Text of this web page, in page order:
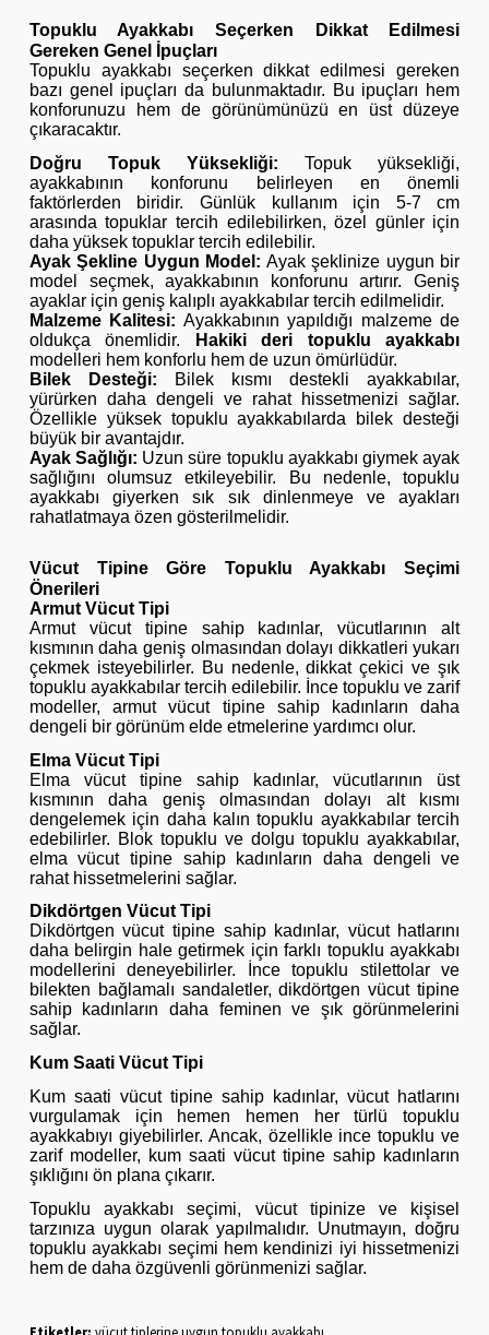
Topuklu Ayakkabı Seçerken Dikkat Edilmesi
Gereken Genel İpuçları
Topuklu ayakkabı seçerken dikkat edilmesi gereken
bazı genel ipuçları da bulunmaktadır. Bu ipuçları hem
konforunuzu hem de görünümünüzü en üst düzeye
çıkaracaktır.
Doğru Topuk Yüksekliği: Topuk yüksekliği,
ayakkabının konforunu belirleyen en önemli
faktörlerden biridir. Günlük kullanım için 5-7 cm
arasında topuklar tercih edilebilirken, özel günler için
daha yüksek topuklar tercih edilebilir.
Ayak Şekline Uygun Model: Ayak şeklinize uygun bir
model seçmek, ayakkabının konforunu artırır. Geniş
ayaklar için geniş kalıplı ayakkabılar tercih edilmelidir.
Malzeme Kalitesi: Ayakkabının yapıldığı malzeme de
oldukça önemlidir.
Hakiki deri topuklu ayakkabı
modelleri hem konforlu hem de uzun ömürlüdür.
Bilek Desteği: Bilek kısmı destekli ayakkabılar,
yürürken daha dengeli ve rahat hissetmenizi sağlar.
Özellikle yüksek topuklu ayakkabılarda bilek desteği
büyük bir avantajdır.
Ayak Sağlığı: Uzun süre topuklu ayakkabı giymek ayak
sağlığını olumsuz etkileyebilir. Bu nedenle, topuklu
ayakkabı giyerken sık sık dinlenmeye ve ayakları
rahatlatmaya özen gösterilmelidir.
Vücut Tipine Göre Topuklu Ayakkabı Seçimi
Önerileri
Armut Vücut Tipi
Armut vücut tipine sahip kadınlar, vücutlarının alt
kısmının daha geniş olmasından dolayı dikkatleri yukarı
çekmek isteyebilirler. Bu nedenle, dikkat çekici ve şık
topuklu ayakkabılar tercih edilebilir. İnce topuklu ve zarif
modeller, armut vücut tipine sahip kadınların daha
dengeli bir görünüm elde etmelerine yardımcı olur.
Elma Vücut Tipi
Elma vücut tipine sahip kadınlar, vücutlarının üst
kısmının daha geniş olmasından dolayı alt kısmı
dengelemek için daha kalın topuklu ayakkabılar tercih
edebilirler. Blok topuklu ve dolgu topuklu ayakkabılar,
elma vücut tipine sahip kadınların daha dengeli ve
rahat hissetmelerini sağlar.
Dikdörtgen Vücut Tipi
Dikdörtgen vücut tipine sahip kadınlar, vücut hatlarını
daha belirgin hale getirmek için farklı topuklu ayakkabı
modellerini deneyebilirler. İnce topuklu stilettolar ve
bilekten bağlamalı sandaletler, dikdörtgen vücut tipine
sahip kadınların daha feminen ve şık görünmelerini
sağlar.
Kum Saati Vücut Tipi
Kum saati vücut tipine sahip kadınlar, vücut hatlarını
vurgulamak için hemen hemen her türlü topuklu
ayakkabıyı giyebilirler. Ancak, özellikle ince topuklu ve
zarif modeller, kum saati vücut tipine sahip kadınların
şıklığını ön plana çıkarır.
Topuklu ayakkabı seçimi, vücut tipinize ve kişisel
tarzınıza uygun olarak yapılmalıdır. Unutmayın, doğru
topuklu ayakkabı seçimi hem kendinizi iyi hissetmenizi
hem de daha özgüvenli görünmenizi sağlar.